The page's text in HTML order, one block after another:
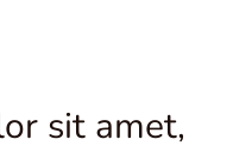
sit amet,